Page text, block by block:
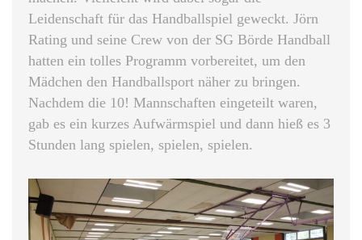
Leidenschaft für das Handballspiel geweckt. Jörn
Rating und seine Crew von der SG Börde Handball
hatten ein tolles Programm vorbereitet, um den
Mädchen den Handballsport näher zu bringen.
Nachdem die 10! Mannschaften eingeteilt waren,
gab es ein kurzes Aufwärmspiel und dann hieß es 3
Stunden lang spielen, spielen, spielen.